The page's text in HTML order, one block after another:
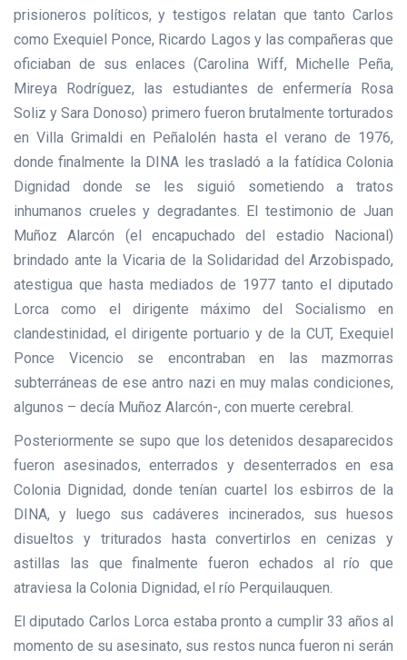
prisioneros políticos, y testigos relatan que tanto Carlos
como Exequiel Ponce, Ricardo Lagos y las compañeras que
oficiaban de sus enlaces (Carolina Wiff, Michelle Peña,
Mireya Rodríguez, las estudiantes de enfermería Rosa
Soliz y Sara Donoso) primero fueron brutalmente torturados
en Villa Grimaldi en Peñalolén hasta el verano de 1976,
donde finalmente la DINA les trasladó a la fatídica Colonia
Dignidad donde se les siguió sometiendo a tratos
inhumanos crueles y degradantes. El testimonio de Juan
Muñoz Alarcón (el encapuchado del estadio Nacional)
brindado ante la Vicaria de la Solidaridad del Arzobispado,
atestigua que hasta mediados de 1977 tanto el diputado
Lorca como el dirigente máximo del Socialismo en
clandestinidad, el dirigente portuario y de la CUT, Exequiel
Ponce Vicencio se encontraban en las mazmorras
subterráneas de ese antro nazi en muy malas condiciones,
algunos – decía Muñoz Alarcón-, con muerte cerebral.
Posteriormente se supo que los detenidos desaparecidos
fueron asesinados, enterrados y desenterrados en esa
Colonia Dignidad, donde tenían cuartel los esbirros de la
DINA, y luego sus cadáveres incinerados, sus huesos
disueltos y triturados hasta convertirlos en cenizas y
astillas las que finalmente fueron echados al río que
atraviesa la Colonia Dignidad, el río Perquilauquen.
El diputado Carlos Lorca estaba pronto a cumplir 33 años al
momento de su asesinato, sus restos nunca fueron ni serán